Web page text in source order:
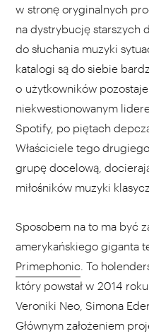
w stronę oryginalnych
na dystrybucję starszych
do słuchania muzyki
katalogi są do siebie
o użytkowników
niekwestionowanym
Spotify, po piętach
Właściciele tego
grupę docelową,
miłośników muzyki
Sposobem na to ma być
amerykańskiego giganta
Primephonic . To
który powstał w 2014
Veroniki Neo, Simona
Głównym założeniem